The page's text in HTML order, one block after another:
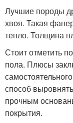
Лучшие породы
хвоя. Такая
тепло. Толщина
Стоит отметить
пола. Плюсы
способ
прочным
покрытия.